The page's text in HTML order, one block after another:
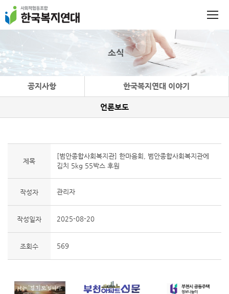
소식
공지사항 한국복지연대 이야기
언론보도
제목
[범안종합사회복지관] 한마음회, 범안종합사회복지관에
김치 5kg 55박스 후원
작성자 관리자
작성일자 2025-08-20
조회수 569